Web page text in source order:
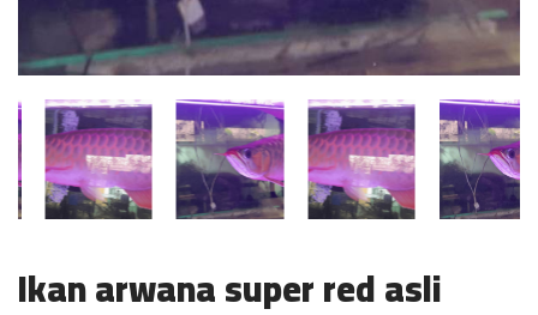
Ikan arwana super red asli